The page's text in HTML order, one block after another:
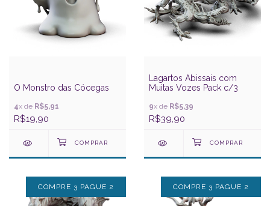
O Monstro das Cócegas
4x de R$5,91
R$19,90
Lagartos Abissais com
Muitas Vozes Pack c/3
9x de R$5,39
R$39,90
COMPRE 3 PAGUE 2 COMPRE 3 PAGUE 2